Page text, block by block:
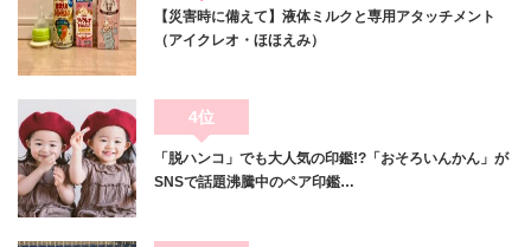
【災害時に備えて】液体ミルクと専用アタッチメント
（アイクレオ・ほほえみ）
4位
「脱ハンコ」でも大人気の印鑑!?「おそろいんかん」が
SNSで話題沸騰中のペア印鑑…